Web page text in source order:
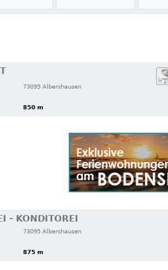
73095 Albershausen
850 m
- KONDITOREI
73095 Albershausen
875 m